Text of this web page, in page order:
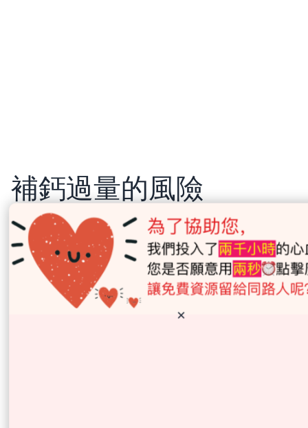
補鈣過量的風險
過量補鈣可能導致：
高血鈣（hypercalcaemia）：引起口
渴、頻尿、噁心、疲倦；
；
×